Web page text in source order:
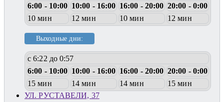
6:00 - 10:00 10:00 - 16:00 16:00 - 20:00 20:00 - 0:00
10 мин
12 мин 10 мин 12 мин
Выходные дни:
с 6:22 до 0:57
6:00 - 10:00 10:00 - 16:00 16:00 - 20:00 20:00 - 0:00
15 мин
14 мин 14 мин
15 мин
УЛ. РУСТАВЕЛИ, 37